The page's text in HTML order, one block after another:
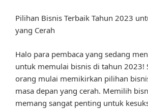
Pilihan Bisnis Terbaik Tahun 2023
yang Cerah
Halo para pembaca yang sedang
untuk memulai bisnis di tahun 2023!
orang mulai memikirkan pilihan
masa depan yang cerah. Memilih
memang sangat penting untuk